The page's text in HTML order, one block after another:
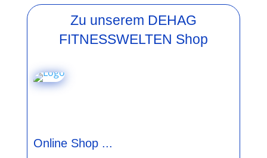
Zu unserem DEHAG
FITNESSWELTEN Shop
Online Shop ...